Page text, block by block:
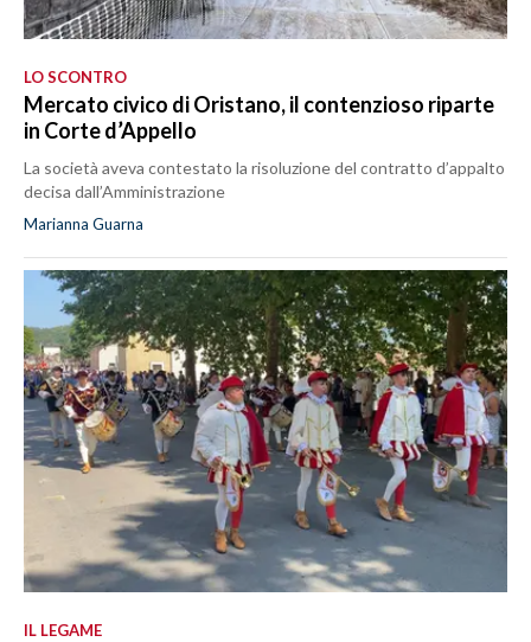
LO SCONTRO
Mercato civico di Oristano, il contenzioso riparte
in Corte d’Appello
La società aveva contestato la risoluzione del contratto d’appalto
decisa dall’Amministrazione
Marianna Guarna
IL LEGAME